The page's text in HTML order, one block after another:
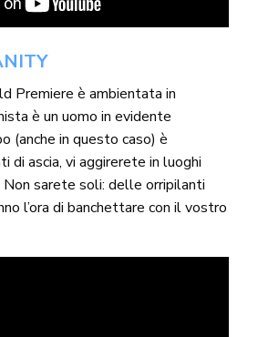
Premiere è ambientata in
è un uomo in evidente
(anche in questo caso) è
di ascia, vi aggirerete in luoghi
Non sarete soli: delle orripilanti
l’ora di banchettare con il vostro